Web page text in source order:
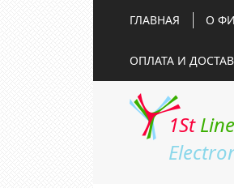
ГЛАВНАЯ О
ОПЛАТА И
1St Line